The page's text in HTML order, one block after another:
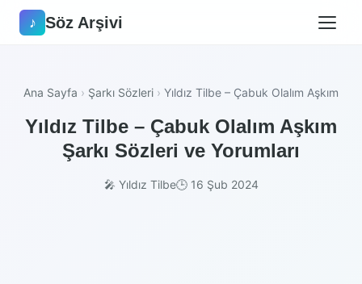
♪ Söz Arşivi
Ana Sayfa › Şarkı Sözleri › Yıldız Tilbe – Çabuk Olalım Aşkım
Yıldız Tilbe – Çabuk Olalım Aşkım
Şarkı Sözleri ve Yorumları
🎤 Yıldız Tilbe🕒 16 Şub 2024